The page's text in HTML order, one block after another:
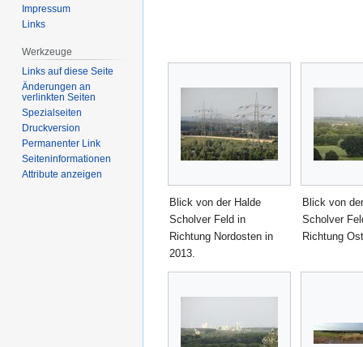
Blick von der Halde
Scholver Feld in
Richtung Nordosten in
2013.
Blick von
Scholver
Richtung
Impressum
Links
Werkzeuge
Links auf diese Seite
Änderungen an
verlinkten Seiten
Spezialseiten
Druckversion
Permanenter Link
Seiten­­informationen
Attribute anzeigen